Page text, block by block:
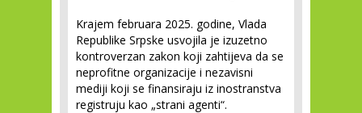
Krajem februara 2025. godine, Vlada
Republike Srpske usvojila je izuzetno
kontroverzan zakon koji zahtijeva da se
neprofitne organizacije i nezavisni
mediji koji se finansiraju iz inostranstva
registruju kao „strani agenti“.